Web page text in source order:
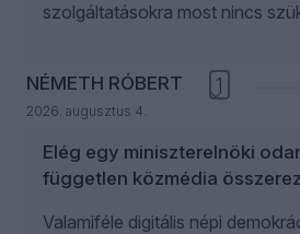
szolgáltatásokra most nincs
NÉMETH RÓBERT
2026. augusztus 4.
1
Elég egy miniszterelnöki
független közmédia
Valamiféle digitális népi